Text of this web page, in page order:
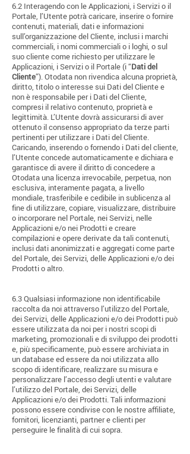
6.2 Interagendo con le Applicazioni, i Servizi o il
Portale, l’Utente potrà caricare, inserire o fornire
contenuti, materiali, dati e informazioni
sull’organizzazione del Cliente, inclusi i marchi
commerciali, i nomi commerciali o i loghi, o sul
suo cliente come richiesto per utilizzare le
Applicazioni, i Servizi o il Portale (i “Dati del
Cliente”). Otodata non rivendica alcuna proprietà,
diritto, titolo o interesse sui Dati del Cliente e
non è responsabile per i Dati del Cliente,
compresi il relativo contenuto, proprietà e
legittimità. L’Utente dovrà assicurarsi di aver
ottenuto il consenso appropriato da terze parti
pertinenti per utilizzare i Dati del Cliente.
Caricando, inserendo o fornendo i Dati del cliente,
l’Utente concede automaticamente e dichiara e
garantisce di avere il diritto di concedere a
Otodata una licenza irrevocabile, perpetua, non
esclusiva, interamente pagata, a livello
mondiale, trasferibile e cedibile in sublicenza al
fine di utilizzare, copiare, visualizzare, distribuire
o incorporare nel Portale, nei Servizi, nelle
Applicazioni e/o nei Prodotti e creare
compilazioni e opere derivate da tali contenuti,
inclusi dati anonimizzati e aggregati come parte
del Portale, dei Servizi, delle Applicazioni e/o dei
Prodotti o altro.
6.3 Qualsiasi informazione non identificabile
raccolta da noi attraverso l’utilizzo del Portale,
dei Servizi, delle Applicazioni e/o dei Prodotti può
essere utilizzata da noi per i nostri scopi di
marketing, promozionali e di sviluppo dei prodotti
e, più specificamente, può essere archiviata in
un database ed essere da noi utilizzata allo
scopo di identificare, realizzare su misura e
personalizzare l’accesso degli utenti e valutare
l’utilizzo del Portale, dei Servizi, delle
Applicazioni e/o dei Prodotti. Tali informazioni
possono essere condivise con le nostre affiliate,
fornitori, licenzianti, partner e clienti per
perseguire le finalità di cui sopra.